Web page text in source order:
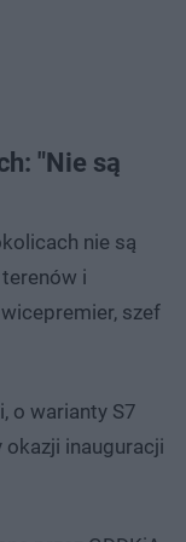
"Nie są
nie są
i
szef
o warianty S7
okazji inauguracji